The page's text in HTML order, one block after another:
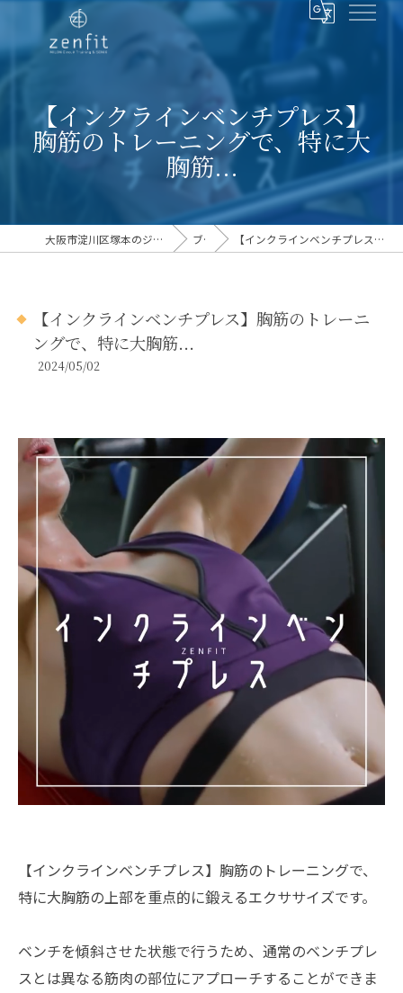
【インクラインベンチプレス】
胸筋のトレーニングで、特に大
胸筋...
大阪市淀川区塚本のジムならフィットネスクラブzenfit ブログ 【インクラインベンチプレス】胸筋のトレーニングで、特に大胸筋...
【インクラインベンチプレス】胸筋のトレーニ
ングで、特に大胸筋...
2024/05/02
【インクラインベンチプレス】胸筋のトレーニングで、
特に大胸筋の上部を重点的に鍛えるエクササイズです。
ベンチを傾斜させた状態で行うため、通常のベンチプレ
スとは異なる筋肉の部位にアプローチすることができま